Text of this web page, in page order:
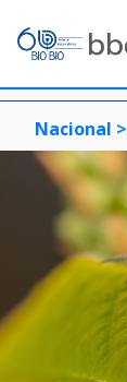
Nacional >